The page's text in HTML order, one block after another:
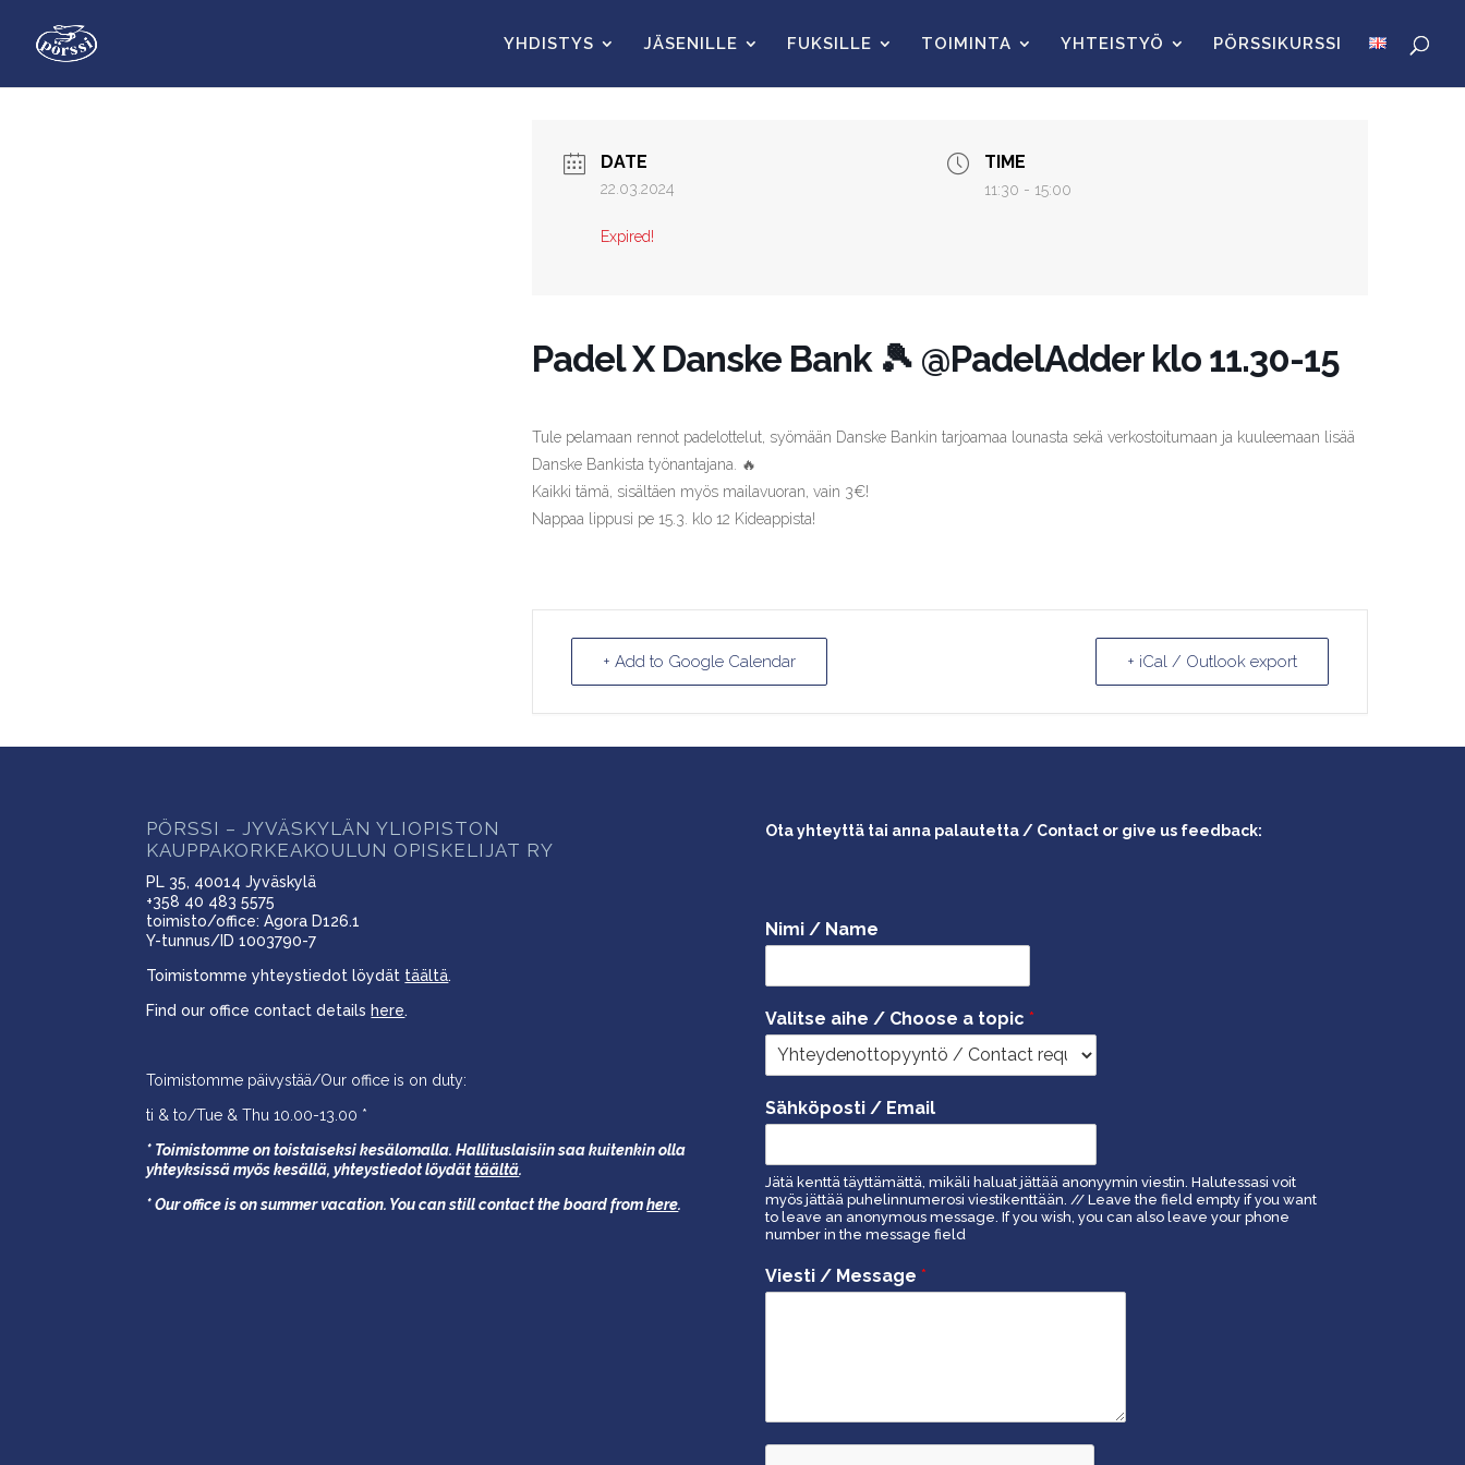
YHDISTYS JÄSENILLE FUKSILLE TOIMINTA YHTEISTYÖ PÖRSSIKURSSI
DATE
22.03.2024
Expired!
TIME
11:30 - 15:00
Padel X Danske Bank 🎾 @PadelAdder klo 11.30-15
Tule pelamaan rennot padelottelut, syömään Danske Bankin tarjoamaa lounasta sekä verkostoitumaan ja kuuleemaan lisää
Danske Bankista työnantajana. 🔥
Kaikki tämä, sisältäen myös mailavuoran, vain 3€!
Nappaa lippusi pe 15.3. klo 12 Kideappista!
+ Add to Google Calendar + iCal / Outlook export
PÖRSSI – JYVÄSKYLÄN YLIOPISTON
KAUPPAKORKEAKOULUN OPISKELIJAT RY
PL 35, 40014 Jyväskylä
+358 40 483 5575
toimisto/office: Agora D126.1
Y-tunnus/ID 1003790-7
Toimistomme yhteystiedot löydät täältä.
Find our office contact detailshere.
Toimistomme päivystää/Our office is on duty:
ti & to/Tue & Thu 10.00-13.00 *
* Toimistomme on toistaiseksi kesälomalla. Hallituslaisiin saa kuitenkin olla
yhteyksissä myös kesällä,yhteystiedot löydättäältä.
* Our office is on summer vacation. You can still contact the board fromhere.
Ota yhteyttä tai anna palautetta / Contact or give us feedback:
Nimi / Name
Valitse aihe / Choose a topic *
Sähköposti / Email
Jätä kenttä täyttämättä, mikäli haluat jättää anonyymin viestin. Halutessasi voit
myös jättää puhelinnumerosi viestikenttään. // Leave the field empty if you want
to leave an anonymous message. If you wish, you can also leave your phone
number in the message field
Viesti / Message *